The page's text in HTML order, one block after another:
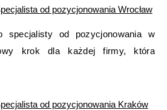
od pozycjonowania Wrocław
specjalisty od pozycjonowania w
krok dla każdej firmy, która
od pozycjonowania Kraków